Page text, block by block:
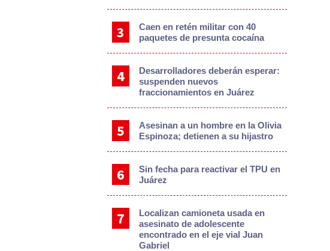
Caen en retén militar con 40
paquetes de presunta cocaína
Desarrolladores deberán esperar:
suspenden nuevos
fraccionamientos en Juárez
Asesinan a un hombre en la Olivia
Espinoza; detienen a su hijastro
Sin fecha para reactivar el TPU en
Juárez
Localizan camioneta usada en
asesinato de adolescente
encontrado en el eje vial Juan
Gabriel